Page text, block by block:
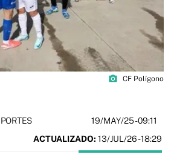
photo_camera CF Polígono
19/MAY/25- 09:11
ACTUALIZADO: 13/JUL/26 - 18:29